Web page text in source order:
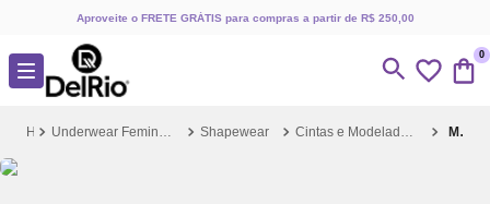
Aproveite o FRETE GRÁTIS para compras a partir de R$ 250,00
0
Underwear Feminino Shapewear Cintas e Modeladores Modelador Em Satinete E Faixa Dupla Preto